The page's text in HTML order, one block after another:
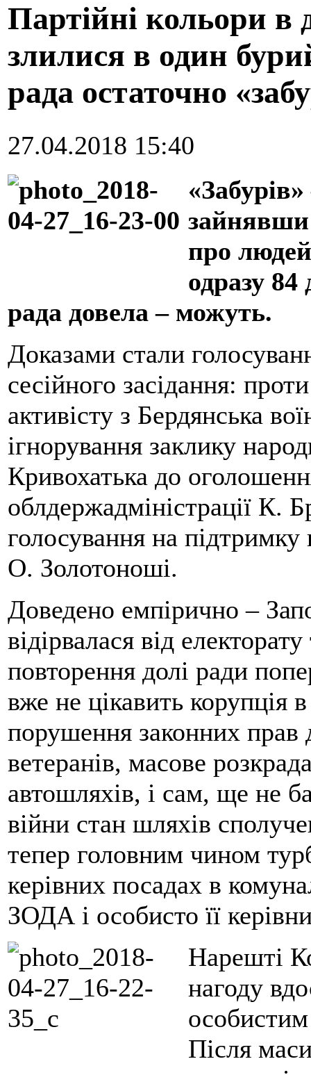
Партійні кольори
злилися в один
рада остаточно
27.04.2018 15:40
зайнявши
про
одразу 84
рада довела – можуть.
Доказами стали
сесійного засідання:
активісту з Бердянська
ігнорування заклику
Кривохатька до
облдержадміністрації К.
голосування на підтримку
О. Золотоноші.
Доведено емпірично –
відірвалася від
повторення долі ради
вже не цікавить корупція
порушення законних прав
ветеранів, масове
автошляхів, і сам, ще не
війни стан шляхів
тепер головним чином
керівних посадах в
ЗОДА і особисто її
Нарешті
нагоду
Після